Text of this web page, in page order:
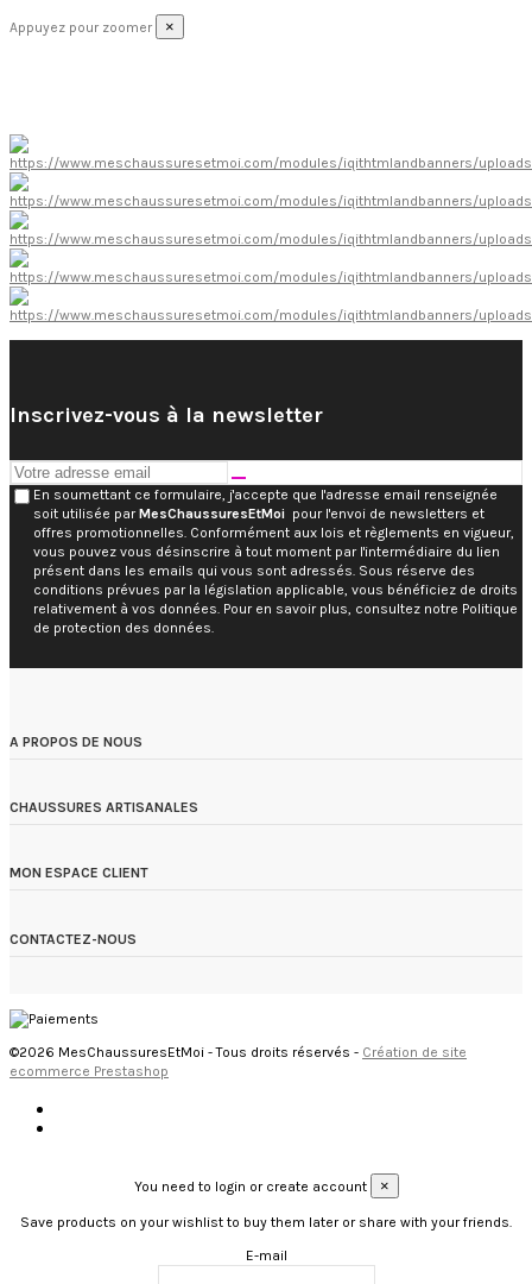
Appuyez pour zoomer ×
Inscrivez-vous à la newsletter
En soumettant ce formulaire, j'accepte que l'adresse email renseignée
soit utilisée parMesChaussuresEtMoi pour l'envoi de newsletters et
offres promotionnelles. Conformément aux lois et règlements en vigueur,
vous pouvez vous désinscrire à tout moment par l'intermédiaire du lien
présent dans les emails qui vous sont adressés. Sous réserve des
conditions prévues par la législation applicable, vous bénéficiez de droits
relativement à vos données. Pour en savoir plus, consultez notre Politique
de protection des données.
A PROPOS DE NOUS
CHAUSSURES ARTISANALES
MON ESPACE CLIENT
CONTACTEZ-NOUS
©2026 MesChaussuresEtMoi - Tous droits réservés - Création de site
ecommerce Prestashop
You need to login or create account ×
Save products on your wishlist to buy them later or share with your friends.
E-mail